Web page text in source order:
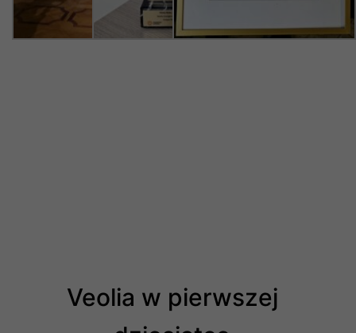
Veolia w pierwszej